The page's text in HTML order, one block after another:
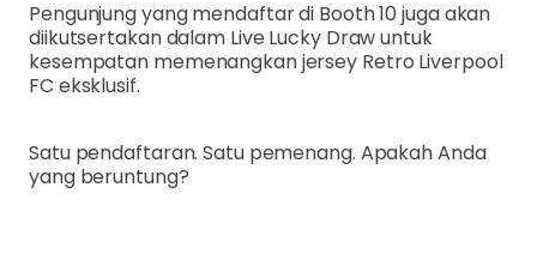
Pengunjung yang mendaftar di Booth 10 juga akan
diikutsertakan dalam Live Lucky Draw untuk
kesempatan memenangkan jersey Retro Liverpool
FC eksklusif.
Satu pendaftaran. Satu pemenang. Apakah Anda
yang beruntung?